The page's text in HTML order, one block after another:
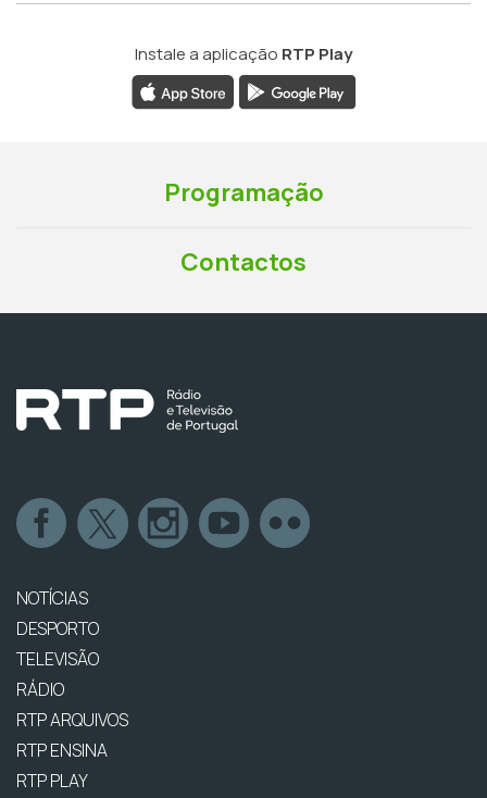
Instale a aplicação RTP Play
Programação
Contactos
NOTÍCIAS
DESPORTO
TELEVISÃO
RÁDIO
RTP ARQUIVOS
RTP ENSINA
RTP PLAY